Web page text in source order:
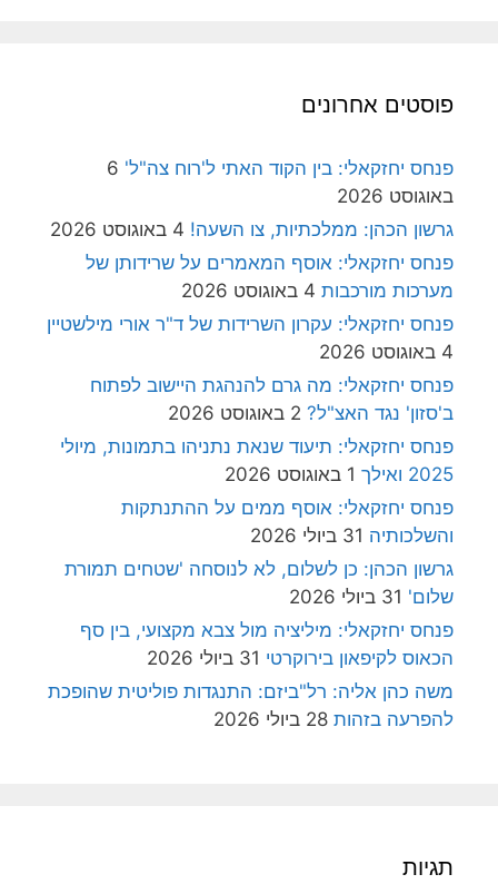
פוסטים אחרונים
פנחס יחזקאלי: בין הקוד האתי ל'רוח צה"ל' 6
באוגוסט 2026
גרשון הכהן: ממלכתיות, צו השעה! 4 באוגוסט 2026
פנחס יחזקאלי: אוסף המאמרים על שרידותן של
מערכות מורכבות 4 באוגוסט 2026
פנחס יחזקאלי: עקרון השרידות של ד"ר אורי מילשטיין
4 באוגוסט 2026
פנחס יחזקאלי: מה גרם להנהגת היישוב לפתוח
ב'סזון' נגד האצ"ל? 2 באוגוסט 2026
פנחס יחזקאלי: תיעוד שנאת נתניהו בתמונות, מיולי
2025 ואילך
1 באוגוסט 2026
פנחס יחזקאלי: אוסף ממים על ההתנתקות
והשלכותיה 31 ביולי 2026
גרשון הכהן: כן לשלום, לא לנוסחה 'שטחים תמורת
שלום' 31 ביולי 2026
פנחס יחזקאלי: מיליציה מול צבא מקצועי, בין סף
הכאוס לקיפאון בירוקרטי 31 ביולי 2026
משה כהן אליה: רל"ביזם: התנגדות פוליטית שהופכת
להפרעה בזהות 28 ביולי 2026
תגיות